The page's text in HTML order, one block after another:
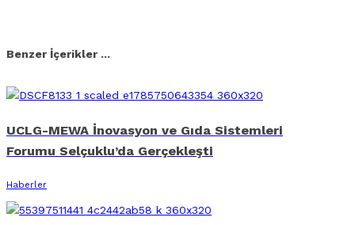
Benzer İçerikler ...
UCLG-MEWA İnovasyon ve Gıda Sistemleri
Forumu Selçuklu’da Gerçekleşti
Haberler